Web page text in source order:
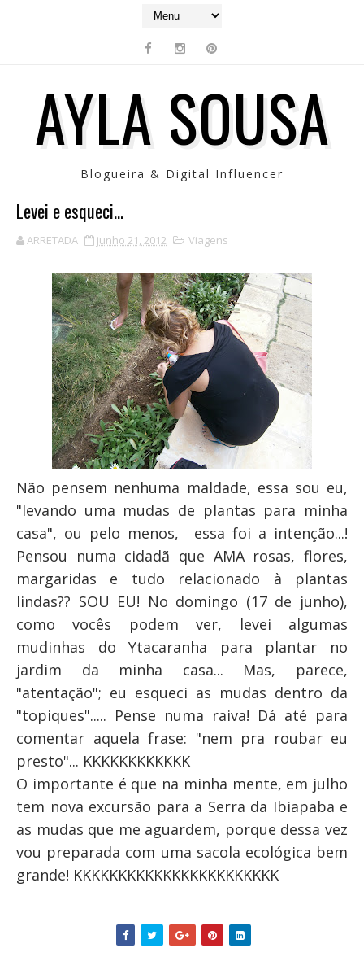
AYLA SOUSA
Blogueira & Digital Influencer
Levei e esqueci...
ARRETADA junho 21, 2012 Viagens
Não pensem nenhuma maldade, essa sou eu,
"levando uma mudas de plantas para minha
casa", ou pelo menos, essa foi a intenção...!
Pensou numa cidadã que AMA rosas, flores,
margaridas e tudo relacionado à plantas
lindas?? SOU EU! No domingo (17 de junho),
como vocês podem ver, levei algumas
mudinhas do Ytacaranha para plantar no
jardim da minha casa... Mas, parece,
"atentação"; eu esqueci as mudas dentro da
"topiques"..... Pense numa raiva! Dá até para
comentar aquela frase: "nem pra roubar eu
presto"... KKKKKKKKKKKK
O importante é que na minha mente, em julho
tem nova excursão para a Serra da Ibiapaba e
as mudas que me aguardem, porque dessa vez
vou preparada com uma sacola ecológica bem
grande! KKKKKKKKKKKKKKKKKKKKKKK